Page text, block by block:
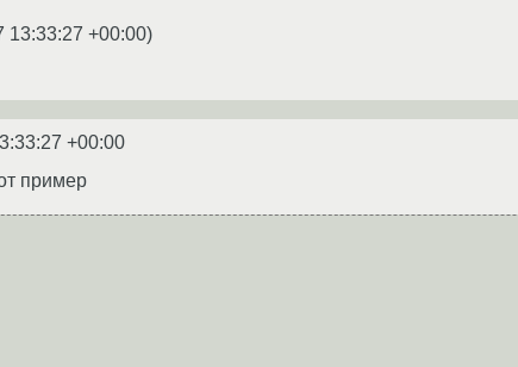
13:33:27 +00:00)
+00:00
пример